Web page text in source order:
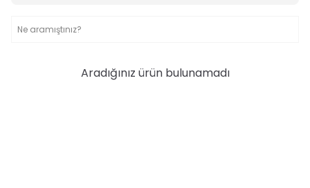
Aradığınız ürün bulunamadı